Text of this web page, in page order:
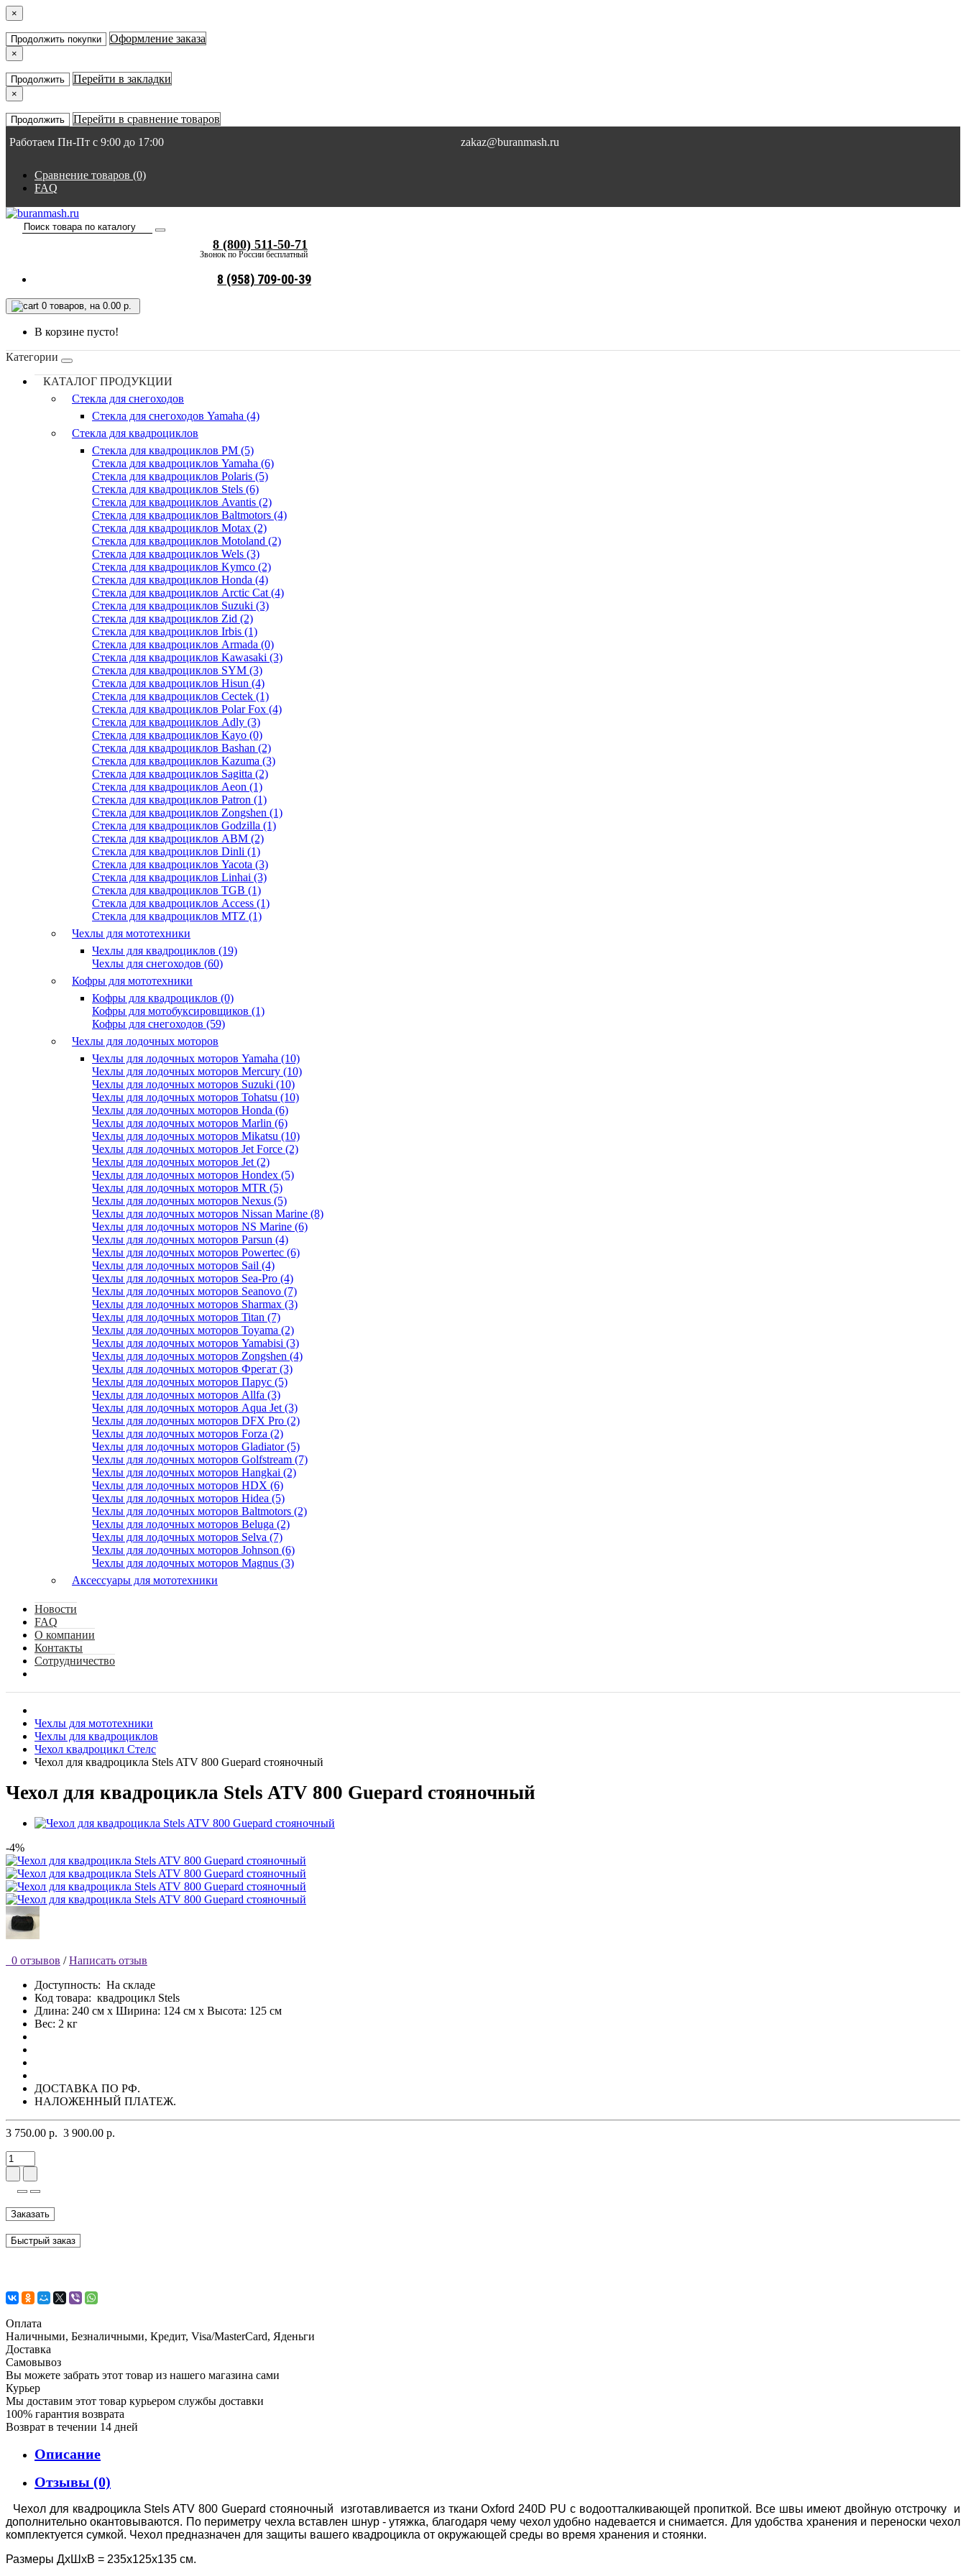
×
Продолжить покупки Оформление заказа
×
Продолжить Перейти в закладки
×
Продолжить
Перейти в сравнение товаров
Работаем Пн-Пт с 9:00 до 17:00
zakaz@buranmash.ru
Сравнение товаров (0)
FAQ
8 (800) 511-50-71
Звонок по России бесплатный
8 (958) 709-00-39
0 товаров, на 0.00 р.
В корзине пусто!
Категории
КАТАЛОГ ПРОДУКЦИИ
Стекла для снегоходов
Стекла для снегоходов Yamaha (4)
Стекла для квадроциклов
Стекла для квадроциклов PM (5)
Стекла для квадроциклов Yamaha (6)
Стекла для квадроциклов Polaris (5)
Стекла для квадроциклов Stels (6)
Стекла для квадроциклов Avantis (2)
Стекла для квадроциклов Baltmotors (4)
Стекла для квадроциклов Motax (2)
Стекла для квадроциклов Motoland (2)
Стекла для квадроциклов Wels (3)
Стекла для квадроциклов Kymco (2)
Стекла для квадроциклов Honda (4)
Стекла для квадроциклов Arctic Cat (4)
Стекла для квадроциклов Suzuki (3)
Стекла для квадроциклов Zid (2)
Стекла для квадроциклов Irbis (1)
Стекла для квадроциклов Armada (0)
Стекла для квадроциклов Kawasaki (3)
Стекла для квадроциклов SYM (3)
Стекла для квадроциклов Hisun (4)
Стекла для квадроциклов Cectek (1)
Стекла для квадроциклов Polar Fox (4)
Стекла для квадроциклов Adly (3)
Стекла для квадроциклов Kayo (0)
Стекла для квадроциклов Bashan (2)
Стекла для квадроциклов Kazuma (3)
Стекла для квадроциклов Sagitta (2)
Стекла для квадроциклов Aeon (1)
Стекла для квадроциклов Patron (1)
Стекла для квадроциклов Zongshen (1)
Стекла для квадроциклов Godzilla (1)
Стекла для квадроциклов АВМ (2)
Стекла для квадроциклов Dinli (1)
Стекла для квадроциклов Yacota (3)
Стекла для квадроциклов Linhai (3)
Стекла для квадроциклов TGB (1)
Стекла для квадроциклов Access (1)
Стекла для квадроциклов MTZ (1)
Чехлы для мототехники
Чехлы для квадроциклов (19)
Чехлы для снегоходов (60)
Кофры для мототехники
Кофры для квадроциклов (0)
Кофры для мотобуксировщиков (1)
Кофры для снегоходов (59)
Чехлы для лодочных моторов
Чехлы для лодочных моторов Yamaha (10)
Чехлы для лодочных моторов Mercury (10)
Чехлы для лодочных моторов Suzuki (10)
Чехлы для лодочных моторов Tohatsu (10)
Чехлы для лодочных моторов Honda (6)
Чехлы для лодочных моторов Marlin (6)
Чехлы для лодочных моторов Mikatsu (10)
Чехлы для лодочных моторов Jet Force (2)
Чехлы для лодочных моторов Jet (2)
Чехлы для лодочных моторов Hondex (5)
Чехлы для лодочных моторов MTR (5)
Чехлы для лодочных моторов Nexus (5)
Чехлы для лодочных моторов Nissan Marine (8)
Чехлы для лодочных моторов NS Marine (6)
Чехлы для лодочных моторов Parsun (4)
Чехлы для лодочных моторов Powertec (6)
Чехлы для лодочных моторов Sail (4)
Чехлы для лодочных моторов Sea-Pro (4)
Чехлы для лодочных моторов Seanovo (7)
Чехлы для лодочных моторов Sharmax (3)
Чехлы для лодочных моторов Titan (7)
Чехлы для лодочных моторов Toyama (2)
Чехлы для лодочных моторов Yamabisi (3)
Чехлы для лодочных моторов Zongshen (4)
Чехлы для лодочных моторов Фрегат (3)
Чехлы для лодочных моторов Парус (5)
Чехлы для лодочных моторов Allfa (3)
Чехлы для лодочных моторов Aqua Jet (3)
Чехлы для лодочных моторов DFX Pro (2)
Чехлы для лодочных моторов Forza (2)
Чехлы для лодочных моторов Gladiator (5)
Чехлы для лодочных моторов Golfstream (7)
Чехлы для лодочных моторов Hangkai (2)
Чехлы для лодочных моторов HDX (6)
Чехлы для лодочных моторов Hidea (5)
Чехлы для лодочных моторов Baltmotors (2)
Чехлы для лодочных моторов Beluga (2)
Чехлы для лодочных моторов Selva (7)
Чехлы для лодочных моторов Johnson (6)
Чехлы для лодочных моторов Magnus (3)
Аксессуары для мототехники
Новости
FAQ
О компании
Контакты
Сотрудничество
Чехлы для мототехники
Чехлы для квадроциклов
Чехол квадроцикл Стелс
Чехол для квадроцикла Stels ATV 800 Guepard стояночный
Чехол для квадроцикла Stels ATV 800 Guepard стояночный
-4%
0 отзывов / Написать отзыв
Доступность: На складе
Код товара: квадроцикл Stels
Длина: 240 см x Ширина: 124 см x Высота: 125 см
Вес: 2 кг
ДОСТАВКА ПО РФ.
НАЛОЖЕННЫЙ ПЛАТЕЖ.
3 750.00 р. 3 900.00 р.
Заказать
Быстрый заказ
Оплата
Наличными, Безналичными, Кредит, Visa/MasterCard, Яденьги
Доставка
Самовывоз
Вы можете забрать этот товар из нашего магазина сами
Курьер
Мы доставим этот товар курьером службы доставки
100% гарантия возврата
Возврат в течении 14 дней
Описание
Отзывы (0)
Чехол для квадроцикла Stels ATV 800 Guepard стояночный изготавливается из тканиOxford 240D PU с водоотталкивающей пропиткой. Все швы имеют двойную отстрочку и
дополнительно окантовываются. По периметру чехла вставлен шнур - утяжка, благодаря чему чехол удобно надевается и снимается. Для удобства хранения и переноски чехол
комплектуется сумкой. Чехол предназначен для защиты вашего квадроцикла от окружающей среды во время хранения и стоянки.
Размеры ДхШхВ = 235х125х135 см.